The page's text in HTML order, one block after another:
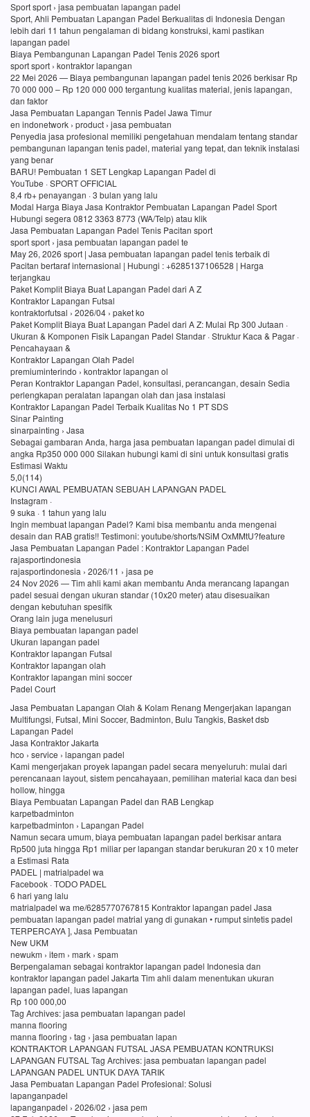
Sport sport › jasa pembuatan lapangan padel
Sport, Ahli Pembuatan Lapangan Padel Berkualitas di Indonesia Dengan
lebih dari 11 tahun pengalaman di bidang konstruksi, kami pastikan
lapangan padel
Biaya Pembangunan Lapangan Padel Tenis 2026 sport
sport sport › kontraktor lapangan
22 Mei 2026 — Biaya pembangunan lapangan padel tenis 2026 berkisar Rp
70 000 000 – Rp 120 000 000 tergantung kualitas material, jenis lapangan,
dan faktor
Jasa Pembuatan Lapangan Tennis Padel Jawa Timur
en indonetwork › product › jasa pembuatan
Penyedia jasa profesional memiliki pengetahuan mendalam tentang standar
pembangunan lapangan tenis padel, material yang tepat, dan teknik instalasi
yang benar
BARU! Pembuatan 1 SET Lengkap Lapangan Padel di
YouTube · SPORT OFFICIAL
8,4 rb+ penayangan · 3 bulan yang lalu
Modal Harga Biaya Jasa Kontraktor Pembuatan Lapangan Padel Sport
Hubungi segera 0812 3363 8773 (WA/Telp) atau klik
Jasa Pembuatan Lapangan Padel Tenis Pacitan sport
sport sport › jasa pembuatan lapangan padel te
May 26, 2026 sport | Jasa pembuatan lapangan padel tenis terbaik di
Pacitan bertaraf internasional | Hubungi : +6285137106528 | Harga
terjangkau
Paket Komplit Biaya Buat Lapangan Padel dari A Z
Kontraktor Lapangan Futsal
kontraktorfutsal › 2026/04 › paket ko
Paket Komplit Biaya Buat Lapangan Padel dari A Z: Mulai Rp 300 Jutaan ·
Ukuran & Komponen Fisik Lapangan Padel Standar · Struktur Kaca & Pagar ·
Pencahayaan &
Kontraktor Lapangan Olah Padel
premiuminterindo › kontraktor lapangan ol
Peran Kontraktor Lapangan Padel, konsultasi, perancangan, desain Sedia
perlengkapan peralatan lapangan olah dan jasa instalasi
Kontraktor Lapangan Padel Terbaik Kualitas No 1 PT SDS
Sinar Painting
sinarpainting › Jasa
Sebagai gambaran Anda, harga jasa pembuatan lapangan padel dimulai di
angka Rp350 000 000 Silakan hubungi kami di sini untuk konsultasi gratis
Estimasi Waktu
5,0(114)
KUNCI AWAL PEMBUATAN SEBUAH LAPANGAN PADEL
Instagram ·
9 suka · 1 tahun yang lalu
Ingin membuat lapangan Padel? Kami bisa membantu anda mengenai
desain dan RAB gratis!! Testimoni: youtube/shorts/NSiM OxMMtU?feature
Jasa Pembuatan Lapangan Padel : Kontraktor Lapangan Padel
rajasportindonesia
rajasportindonesia › 2026/11 › jasa pe
24 Nov 2026 — Tim ahli kami akan membantu Anda merancang lapangan
padel sesuai dengan ukuran standar (10x20 meter) atau disesuaikan
dengan kebutuhan spesifik
Orang lain juga menelusuri
Biaya pembuatan lapangan padel
Ukuran lapangan padel
Kontraktor lapangan Futsal
Kontraktor lapangan olah
Kontraktor lapangan mini soccer
Padel Court
Jasa Pembuatan Lapangan Olah & Kolam Renang Mengerjakan lapangan
Multifungsi, Futsal, Mini Soccer, Badminton, Bulu Tangkis, Basket dsb
Lapangan Padel
Jasa Kontraktor Jakarta
hco › service › lapangan padel
Kami mengerjakan proyek lapangan padel secara menyeluruh: mulai dari
perencanaan layout, sistem pencahayaan, pemilihan material kaca dan besi
hollow, hingga
Biaya Pembuatan Lapangan Padel dan RAB Lengkap
karpetbadminton
karpetbadminton › Lapangan Padel
Namun secara umum, biaya pembuatan lapangan padel berkisar antara
Rp500 juta hingga Rp1 miliar per lapangan standar berukuran 20 x 10 meter
a Estimasi Rata
PADEL | matrialpadel wa
Facebook · TODO PADEL
6 hari yang lalu
matrialpadel wa me/6285770767815 Kontraktor lapangan padel Jasa
pembuatan lapangan padel matrial yang di gunakan • rumput sintetis padel
TERPERCAYA ], Jasa Pembuatan
New UKM
newukm › item › mark › spam
Berpengalaman sebagai kontraktor lapangan padel Indonesia dan
kontraktor lapangan padel Jakarta Tim ahli dalam menentukan ukuran
lapangan padel, luas lapangan
Rp 100 000,00
Tag Archives: jasa pembuatan lapangan padel
manna flooring
manna flooring › tag › jasa pembuatan lapan
KONTRAKTOR LAPANGAN FUTSAL JASA PEMBUATAN KONTRUKSI
LAPANGAN FUTSAL Tag Archives: jasa pembuatan lapangan padel
LAPANGAN PADEL UNTUK DAYA TARIK
Jasa Pembuatan Lapangan Padel Profesional: Solusi
lapanganpadel
lapanganpadel › 2026/02 › jasa pem